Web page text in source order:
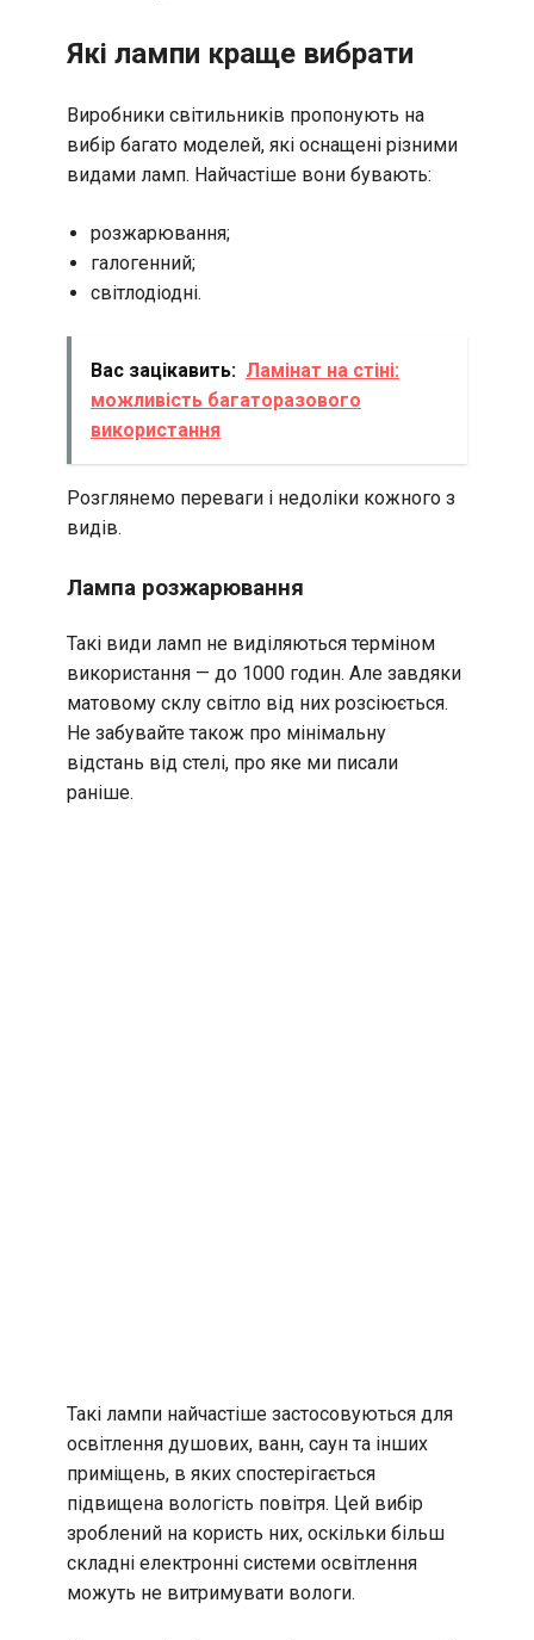
Які лампи краще вибрати
Виробники світильників пропонують на
вибір багато моделей, які оснащені різними
видами ламп. Найчастіше вони бувають:
розжарювання;
галогенний;
світлодіодні.
Вас зацікавить: Ламінат на стіні:
можливість багаторазового
використання
Розглянемо переваги і недоліки кожного з
видів.
Лампа розжарювання
Такі види ламп не виділяються терміном
використання — до 1000 годин. Але завдяки
матовому склу світло від них розсіюється.
Не забувайте також про мінімальну
відстань від стелі, про яке ми писали
раніше.
Такі лампи найчастіше застосовуються для
освітлення душових, ванн, саун та інших
приміщень, в яких спостерігається
підвищена вологість повітря. Цей вибір
зроблений на користь них, оскільки більш
складні електронні системи освітлення
можуть не витримувати вологи.